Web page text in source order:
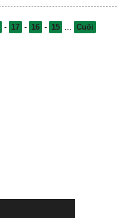
- 17 - 16 - 15 ... Cuối